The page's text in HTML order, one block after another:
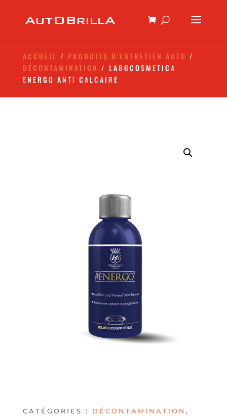
ACCUEIL / PRODUITS D'ENTRETIEN AUTO /
DÉCONTAMINATION / LABOCOSMETICA
ENERGO ANTI CALCAIRE
CATÉGORIES : DÉCONTAMINATION ,